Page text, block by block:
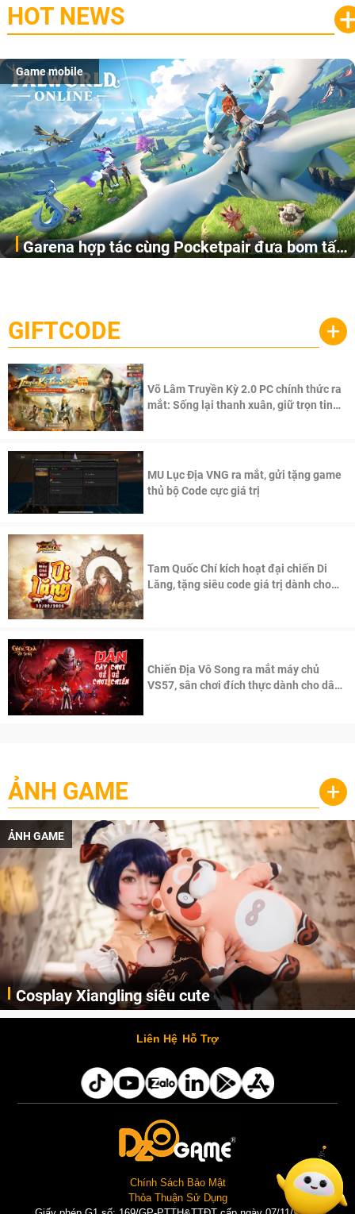
HOT NEWS
Game mobile
Garena hợp tác cùng Pocketpair đưa bom tấn
cầu, theo giấy phép chính thức từ công ty game Nhật Bản
Pocketpair, Inc.
GIFTCODE +
Võ Lâm Truyền Kỳ 2.0 PC chính thức ra
mắt: Sống lại thanh xuân, giữ trọn tinh
MU Lục Địa VNG ra mắt, gửi tặng game
thủ bộ Code cực giá trị
Tam Quốc Chí kích hoạt đại chiến Di
Lăng, tặng siêu code giá trị dành cho
Chiến Địa Vô Song ra mắt máy chủ
VS57, sân chơi đích thực dành cho dân
ẢNH GAME +
ẢNH GAME
Cosplay Xiangling siêu cute
Cùng thưởng thức những hình ảnh cosplay Xiangling trong Genshin Impact siêu dễ thương của người dùng Weibo "阿包也是兔娘"
Liên Hệ Hỗ Trợ
Chính Sách Bảo Mật
Thỏa Thuận Sử Dụng